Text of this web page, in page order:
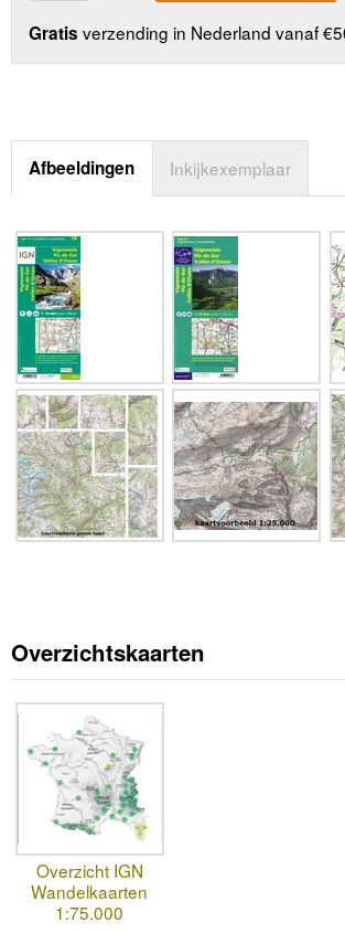
Gratis verzending in Nederland vanaf
Afbeeldingen Inkijkexemplaar
Overzichtskaarten
Overzicht IGN
Wandelkaarten
1:75.000